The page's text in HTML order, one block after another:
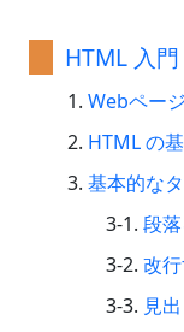
HTML 入
Webペー
HTML の
基本的な
段
改
見